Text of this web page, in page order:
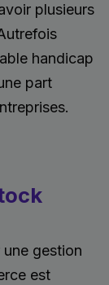
plusieurs
handicap
part
une gestion
est